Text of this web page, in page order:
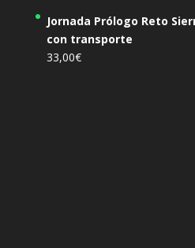
Jornada Prólogo Reto
con transporte
33,00€